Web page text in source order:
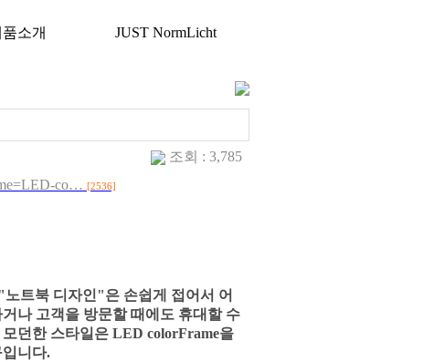
소개 JUST NormLicht
조회 : 3,785
co… [2536]
트북 디자인"은 손쉽게 접어서 어
나 고객을 방문할 때에도 휴대할 수
던한 스타일은 LED colorFrame을
니다.